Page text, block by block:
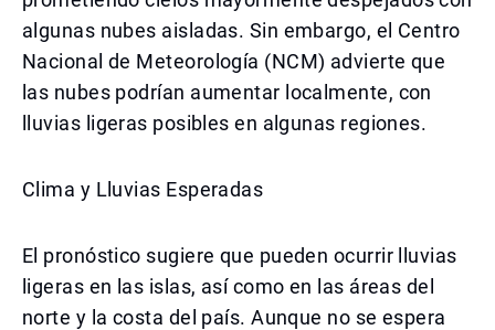
algunas nubes aisladas. Sin embargo, el Centro
Nacional de Meteorología (NCM) advierte que
las nubes podrían aumentar localmente, con
lluvias ligeras posibles en algunas regiones.
Clima y Lluvias Esperadas
El pronóstico sugiere que pueden ocurrir lluvias
ligeras en las islas, así como en las áreas del
norte y la costa del país. Aunque no se espera